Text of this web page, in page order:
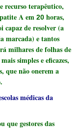
recurso terapêutico,
A em20horas,
capaz de resolver (a
marcada) e tantos
milhares de folhas de
simples e eficazes,
que não onerem a
médicas da
que gestores das